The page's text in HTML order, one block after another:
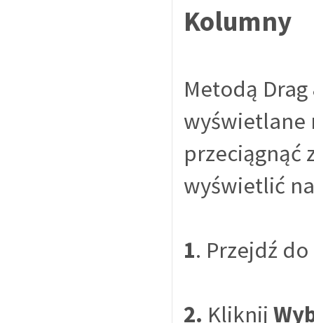
Kolumny
Metodą
wyświetlane
przeciągnąć
wyświetlić
1. Przejdź do
2. Kliknij